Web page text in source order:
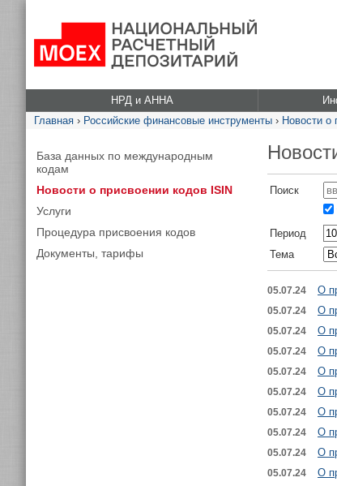
НРД и АННА
Главная › Российские финансовые инструменты › Новости о
База данных по международным
кодам
Новости о присвоении кодов ISIN
Услуги
Процедура присвоения кодов
Документы, тарифы
Поиск
Период
Тема
05.07.24 О
05.07.24 О
05.07.24 О
05.07.24 О
05.07.24 О
05.07.24 О
05.07.24 О
05.07.24 О
05.07.24 О
05.07.24 О